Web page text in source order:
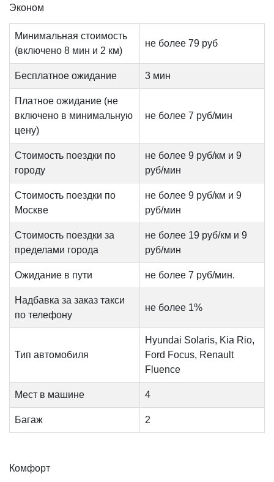
Эконом
Минимальная стоимость
(включено 8 мин и 2 км)
не более 79 руб
Бесплатное ожидание 3 мин
Платное ожидание (не
включено в минимальную
цену)
не более 7 руб/мин
Стоимость поездки по
городу
не более 9 руб/км и 9
руб/мин
Стоимость поездки по
Москве
не более 9 руб/км и 9
руб/мин
Стоимость поездки за
пределами города
не более 19 руб/км и 9
руб/мин
Ожидание в пути не более 7 руб/мин.
Надбавка за заказ такси
по телефону
не более 1%
Тип автомобиля
Hyundai Solaris, Kia Rio,
Ford Focus, Renault
Fluence
Мест в машине 4
Багаж 2
Комфорт